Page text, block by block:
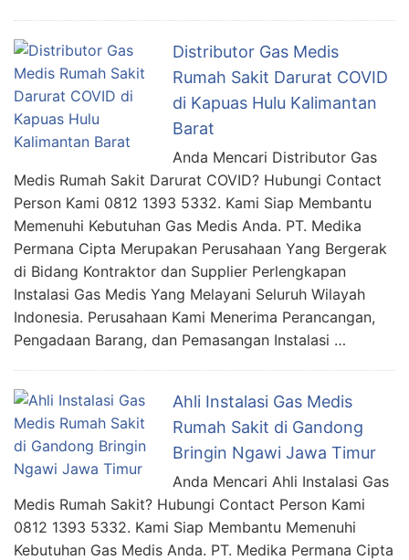
Distributor Gas Medis
Rumah Sakit Darurat COVID
di Kapuas Hulu Kalimantan
Barat
Anda Mencari Distributor Gas
Medis Rumah Sakit Darurat COVID? Hubungi Contact
Person Kami 0812 1393 5332. Kami Siap Membantu
Memenuhi Kebutuhan Gas Medis Anda. PT. Medika
Permana Cipta Merupakan Perusahaan Yang Bergerak
di Bidang Kontraktor dan Supplier Perlengkapan
Instalasi Gas Medis Yang Melayani Seluruh Wilayah
Indonesia. Perusahaan Kami Menerima Perancangan,
Pengadaan Barang, dan Pemasangan Instalasi …
Ahli Instalasi Gas Medis
Rumah Sakit di Gandong
Bringin Ngawi Jawa Timur
Anda Mencari Ahli Instalasi Gas
Medis Rumah Sakit? Hubungi Contact Person Kami
0812 1393 5332. Kami Siap Membantu Memenuhi
Kebutuhan Gas Medis Anda. PT. Medika Permana Cipta